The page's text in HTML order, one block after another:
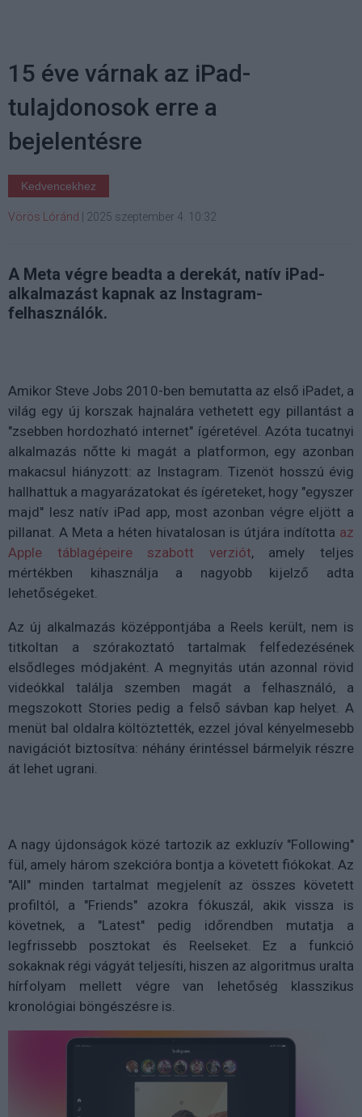
15 éve várnak az iPad-
tulajdonosok erre a
bejelentésre
Kedvencekhez
Vörös Lóránd 2025 szeptember 4. 10:32
A Meta végre beadta a derekát, natív iPad-
alkalmazást kapnak az Instagram-
felhasználók.
Amikor Steve Jobs 2010-ben bemutatta az első iPadet, a
világ egy új korszak hajnalára vethetett egy pillantást a
"zsebben hordozható internet" ígéretével. Azóta tucatnyi
alkalmazás nőtte ki magát a platformon, egy azonban
makacsul hiányzott: az Instagram. Tizenöt hosszú évig
hallhattuk a magyarázatokat és ígéreteket, hogy "egyszer
majd" lesz natív iPad app, most azonban végre eljött a
pillanat. A Meta a héten hivatalosan is útjára indította az
Apple táblagépeire szabott verziót, amely teljes
mértékben kihasználja a nagyobb kijelző adta
lehetőségeket.
Az új alkalmazás középpontjába a Reels került, nem is
titkoltan a szórakoztató tartalmak felfedezésének
elsődleges módjaként. A megnyitás után azonnal rövid
videókkal találja szemben magát a felhasználó, a
megszokott Stories pedig a felső sávban kap helyet. A
menüt bal oldalra költöztették, ezzel jóval kényelmesebb
navigációt biztosítva: néhány érintéssel bármelyik részre
át lehet ugrani.
A nagy újdonságok közé tartozik az exkluzív "Following"
fül, amely három szekcióra bontja a követett fiókokat. Az
"All" minden tartalmat megjelenít az összes követett
profiltól, a "Friends" azokra fókuszál, akik vissza is
követnek, a "Latest" pedig időrendben mutatja a
legfrissebb posztokat és Reelseket. Ez a funkció
sokaknak régi vágyát teljesíti, hiszen az algoritmus uralta
hírfolyam mellett végre van lehetőség klasszikus
kronológiai böngészésre is.